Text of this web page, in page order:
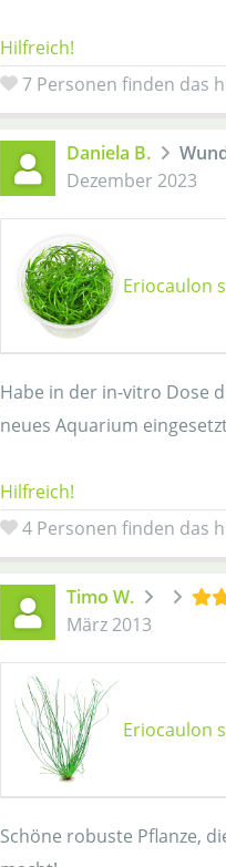
Hilfreich!
7 Personen finden das
Daniela B.
Dezember 2023
Eriocaulon
Habe in der in-vitro Dose
neues Aquarium
Hilfreich!
4 Personen finden das
Timo W.
März 2013
Eriocaulon
Schöne robuste Pflanze,